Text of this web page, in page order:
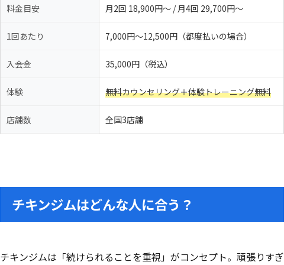
料金目安 月2回 18,900円〜 / 月4回 29,700円〜
1回あたり 7,000円〜12,500円（都度払いの場合）
入会金 35,000円（税込）
体験 無料カウンセリング＋体験トレーニング無料
店舗数 全国3店舗
チキンジムはどんな人に合う？
チキンジムは「続けられることを重視」がコンセプト。頑張りすぎ